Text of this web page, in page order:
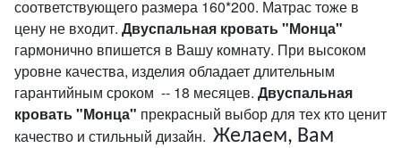
соответствующего размера 160*200. Матрас тоже в
цену не входит. Двуспальная кровать "Монца"
гармонично впишется в Вашу комнату. При высоком
уровне качества, изделия обладает длительным
гарантийным сроком -- 18 месяцев. Двуспальная
кровать "Монца" прекрасный выбор для тех кто ценит
качество и стильный дизайн. Желаем, Вам